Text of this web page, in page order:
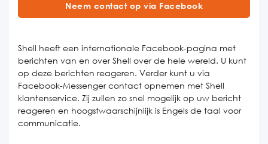
Neem contact op via Facebook
Shell heeft een internationale Facebook-pagina met
berichten van en over Shell over de hele wereld. U kunt
op deze berichten reageren. Verder kunt u via
Facebook-Messenger contact opnemen met Shell
klantenservice. Zij zullen zo snel mogelijk op uw bericht
reageren en hoogstwaarschijnlijk is Engels de taal voor
communicatie.